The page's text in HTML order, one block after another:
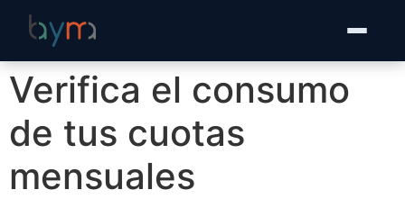
Verifica el consumo
de tus cuotas
mensuales